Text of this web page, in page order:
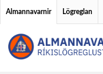
Almannavarnir Lögreglan